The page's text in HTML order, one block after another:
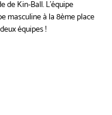
de Kin-Ball. L’équipe
masculine à la 8ème place
équipes !